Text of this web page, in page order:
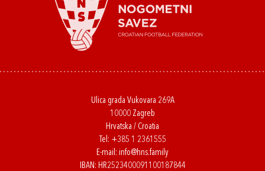
Ulica grada Vukovara 269A
10000 Zagreb
Hrvatska / Croatia
Tel: +385 1 2361555
E-mail: info@hns.family
IBAN: HR2523400091100187844